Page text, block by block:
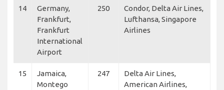
14
Germany,
Frankfurt,
Frankfurt
International
Airport
250
Condor, Delta Air Lines,
Lufthansa, Singapore
Airlines
15
Jamaica,
Montego
247
Delta Air Lines,
American Airlines,